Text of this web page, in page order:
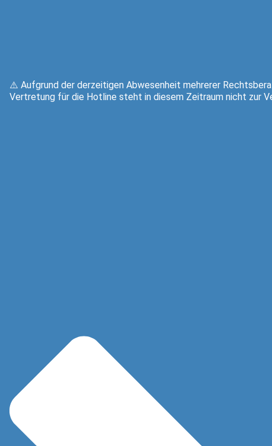
⚠️ Aufgrund der derzeitigen Abwesenheit mehrerer
Vertretung für die Hotline steht in diesem Zeitraum nicht zur